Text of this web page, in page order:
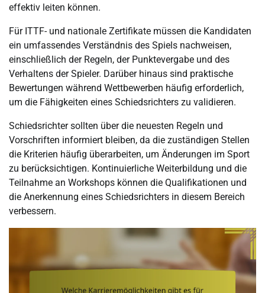
effektiv leiten können.
Für ITTF- und nationale Zertifikate müssen die Kandidaten
ein umfassendes Verständnis des Spiels nachweisen,
einschließlich der Regeln, der Punktevergabe und des
Verhaltens der Spieler. Darüber hinaus sind praktische
Bewertungen während Wettbewerben häufig erforderlich,
um die Fähigkeiten eines Schiedsrichters zu validieren.
Schiedsrichter sollten über die neuesten Regeln und
Vorschriften informiert bleiben, da die zuständigen Stellen
die Kriterien häufig überarbeiten, um Änderungen im Sport
zu berücksichtigen. Kontinuierliche Weiterbildung und die
Teilnahme an Workshops können die Qualifikationen und
die Anerkennung eines Schiedsrichters in diesem Bereich
verbessern.